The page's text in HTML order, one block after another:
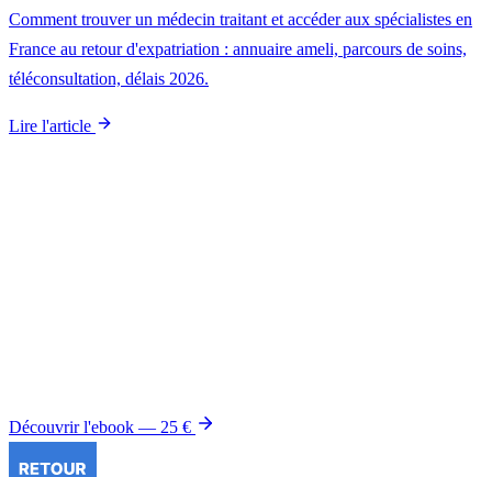
Comment trouver un médecin traitant et accéder aux spécialistes en
France au retour d'expatriation : annuaire ameli, parcours de soins,
téléconsultation, délais 2026.
Lire l'article
Découvrir l'ebook — 25 €